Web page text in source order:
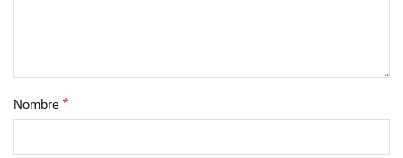
Nombre *